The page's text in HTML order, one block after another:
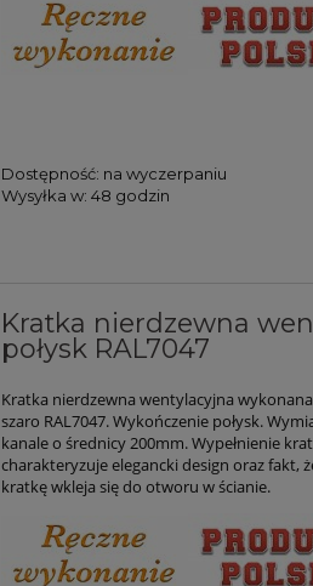
Dostępność: na wyczerpaniu
Wysyłka w: 48 godzin
Kratka nierdzewna
połysk RAL7047
Kratka nierdzewna wentylacyjna
szaro RAL7047. Wykończenie połysk.
kanale o średnicy 200mm. Wypełnienie
charakteryzuje elegancki design oraz fakt,
kratkę wkleja się do otworu w ścianie.